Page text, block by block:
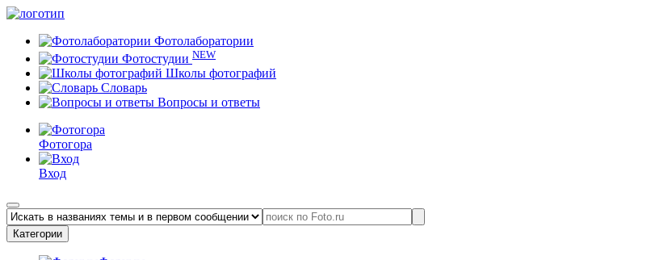
Фотолаборатории
Фотостудии NEW
Школы фотографий
Словарь
Вопросы и ответы
Фотогора
Вход
Категории